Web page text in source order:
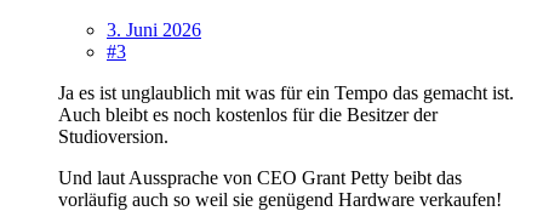
3. Juni 2026
#3
Ja es ist unglaublich mit was für ein Tempo das gemacht ist.
Auch bleibt es noch kostenlos für die Besitzer der
Studioversion.
Und laut Aussprache von CEO Grant Petty beibt das
vorläufig auch so weil sie genügend Hardware verkaufen!